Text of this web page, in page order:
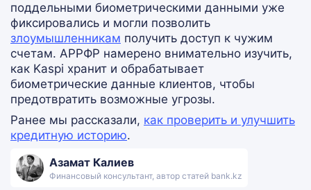
поддельными биометрическими данными уже
фиксировались и могли позволить
злоумышленникам получить доступ к чужим
счетам. АРРФР намерено внимательно изучить,
как Kaspi хранит и обрабатывает
биометрические данные клиентов, чтобы
предотвратить возможные угрозы.
Ранее мы рассказали, как проверить и улучшить
кредитную историю.
Азамат Калиев
Финансовый консультант, автор статей bank.kz